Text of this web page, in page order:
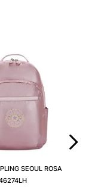
SEOUL ROSA